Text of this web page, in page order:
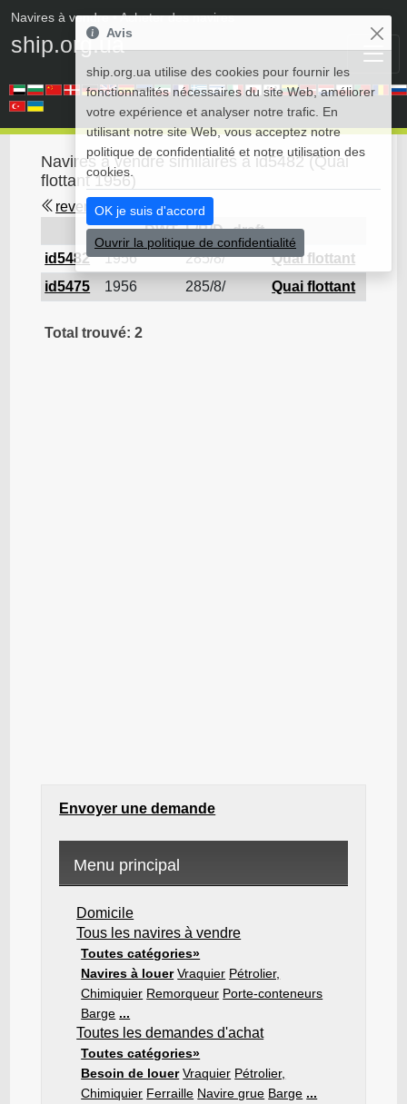
Navires à vendre• Acheter des navires
ship.org.ua
Navires à vendre similaires à id5482 (Quai
flottant 1956)
revenir en arrière
DWT L/B/D draft
id5482
1956 285/8/
Quai flottant
id5475
1956 285/8/ Quai flottant
Total trouvé: 2
Envoyer une demande
Menu principal
Domicile
Tous les navires à vendre
Toutes catégories»
Navires à louer Vraquier Pétrolier,
Chimiquier Remorqueur Porte-conteneurs
Barge ...
Toutes les demandes d'achat
Toutes catégories»
Besoin de louer Vraquier Pétrolier,
Chimiquier Ferraille Navire grue Barge ...
Avis
ship.org.ua utilise des cookies pour fournir les
fonctionnalités nécessaires du site Web, améliorer
votre expérience et analyser notre trafic. En
utilisant notre site Web, vous acceptez notre
politique de confidentialité et notre utilisation des
cookies.
OK je suis d'accord
Ouvrir la politique de confidentialité